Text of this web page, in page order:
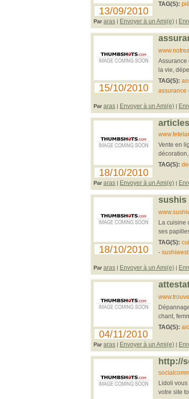
13/09/2010
TAG(S):
Par aras | Envoyer à un Ami(e) |
15/10/2010
Assurance
la vie,
TAG(S):
assurance
Par aras | Envoyer à un Ami(e) |
18/10/2010
Vente en
TAG(S):
Par aras | Envoyer à un Ami(e) |
18/10/2010
sushis
La cuisine
ses
TAG(S):
- sushiwest
Par aras | Envoyer à un Ami(e) |
04/11/2010
chant,
TAG(S):
Par aras | Envoyer à un Ami(e) |
http://
Lidoli vous
votre site